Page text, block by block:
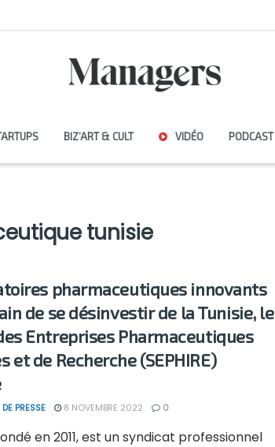
BIZ’ART & CULT VIDÉO PODCAST
tunisie
pharmaceutiques innovants
de se désinvestir de la Tunisie, le
Entreprises Pharmaceutiques
et de Recherche (SEPHIRE)
PRESSE 8 NOVEMBRE 2022 0
fondé en 2011, est un syndicat professionnel